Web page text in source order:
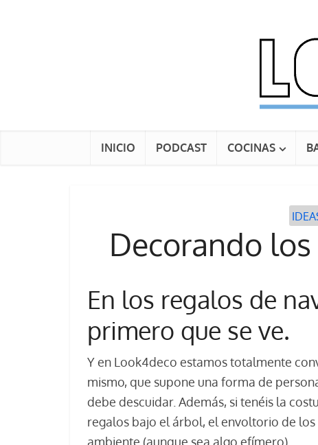
INICIO PODCAST COCINAS
Decorando
En los regalos de
primero que se ve.
Y en Look4deco estamos totalmente
mismo, que supone una forma de
debe descuidar. Además, si tenéis la
regalos bajo el árbol, el envoltorio de
ambiente (aunque sea algo efímero).